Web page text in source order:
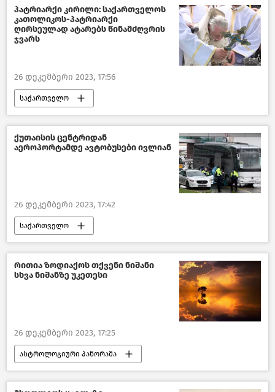
პოლიტიკა საქართველოში
საქართველო-ევროკავშირის ურთიერთობები
ახალი ამბები
პატრიარქი კირილი: საქართველოს
კათოლიკოს-პატრიარქი
ღირსეულად ატარებს წინამძღვრის
ჯვარს
26 დეკემბერი 2023, 17:56
საქართველო
სრულიად საქართველოს კათოლიკოს–პატრიარქი ილია მეორე
რუსეთი საზოგადოება
ახალი ამბები
ქუთაისის ცენტრიდან
აეროპორტამდე ავტობუსები ივლიან
26 დეკემბერი 2023, 17:42
საქართველო
საქართველოს აეროპორტების გაერთიანება
ტრანსპორტი საქართველოში
საქართველოს ეკონომიკა
რითია ზოდიაქოს თქვენი ნიშანი
სხვა ნიშანზე უკეთესი
26 დეკემბერი 2023, 17:25
ასტროლოგიური პანორამა
ჩვენ და ბუნება წასაკითხი ამბები